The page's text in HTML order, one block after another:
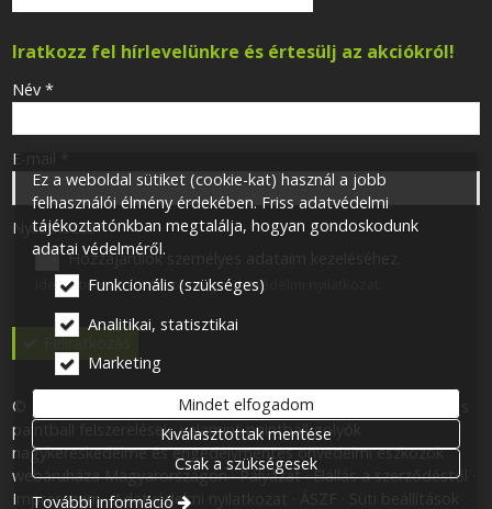
Iratkozz fel hírlevelünkre és értesülj az akciókról!
-
-
-
-
-
Név *
E-mail
Nyilatkozat*
Hozzájárulok személyes adataim kezeléséhez.
Ide kattintva tekinthető meg:Adatvédelmi nyilatkozat
Feliratkozás
© 2026 Minden jog fenntartva! One for One 113 Kft. Airsoft- és
paintball felszerelések, valamint paintball golyók
nagykereskedelme és engedélymentes önvédelmi eszközök
webáruháza Magyarországon Pályázat Elállás a szerződéstől
Impresszum Adatvédelmi nyilatkozat
Ez a weboldal sütiket (cookie-kat) használ a jobb
felhasználói élmény érdekében. Friss adatvédelmi
tájékoztatónkban megtalálja, hogyan gondoskodunk
adatai védelméről.
Funkcionális (szükséges)
Analitikai, statisztikai
Marketing
Mindet elfogadom
Kiválasztottak mentése
Csak a szükségesek
További információ